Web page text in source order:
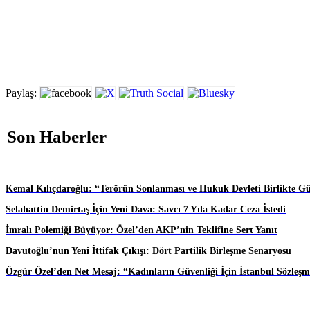
Paylaş:
Son Haberler
Kemal Kılıçdaroğlu: “Terörün Sonlanması ve Hukuk Devleti Birlikte
Selahattin Demirtaş İçin Yeni Dava: Savcı 7 Yıla Kadar Ceza İstedi
İmralı Polemiği Büyüyor: Özel’den AKP’nin Teklifine Sert Yanıt
Davutoğlu’nun Yeni İttifak Çıkışı: Dört Partilik Birleşme Senaryosu
Özgür Özel’den Net Mesaj: “Kadınların Güvenliği İçin İstanbul